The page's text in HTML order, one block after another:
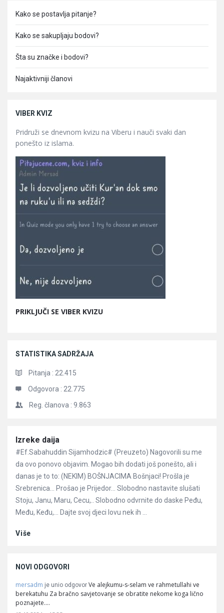
Kako se postavlja pitanje?
Kako se sakupljaju bodovi?
Šta su značke i bodovi?
Najaktivniji članovi
VIBER KVIZ
Pridruži se dnevnom kvizu na Viberu i nauči svaki dan
ponešto iz islama.
PRIKLJUČI SE VIBER KVIZU
STATISTIKA SADRŽAJA
Pitanja : 22.415
Odgovora : 22.775
Reg. članova : 9.863
Članci
Izreke daija
#Ef.Sabahuddin Sijamhodzic# (Preuzeto) Nagovorili su me
da ovo ponovo objavim. Mogao bih dodati još ponešto, ali i
danas je to to: (NEKIM) BOŠNJACIMA Bošnjaci! Prošla je
Srebrenica… Prošao je Prijedor… Slobodno nastavite slušati
Stoju, Janu, Maru, Cecu,.. Slobodno odvrnite do daske Peđu,
Među, Keđu,… Dajte svoj djeci lovu nek ih ...
Više
NOVI ODGOVORI
mersadm je unio odgovor Ve alejkumu-s-selam ve rahmetullahi ve
berekatuhu Za bračno savjetovanje se obratite nekome koga lično
poznajete.…